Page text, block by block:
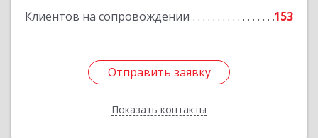
Клиентов на сопровождении 153
Отправить заявку
Показать контакты
Отправить заявку
Назад